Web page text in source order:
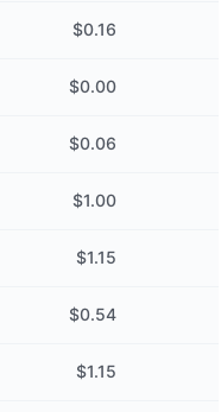
$0.16
$0.00
$0.06
$1.00
$1.15
$0.54
$1.15